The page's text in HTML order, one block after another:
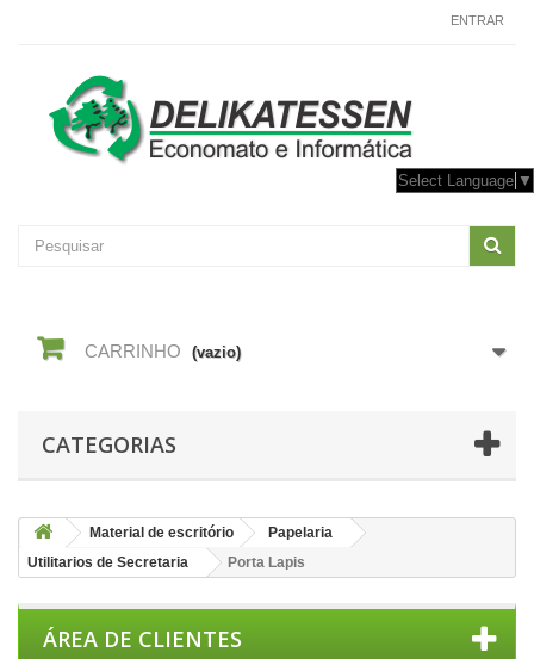
ENTRAR
Select Language ▼
CARRINHO (vazio)
CATEGORIAS
Material de escritório
Papelaria
Utilitarios de Secretaria
Porta Lapis
ÁREA DE CLIENTES